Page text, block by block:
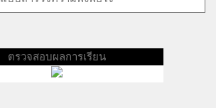
ตรวจสอบผลการเรียน